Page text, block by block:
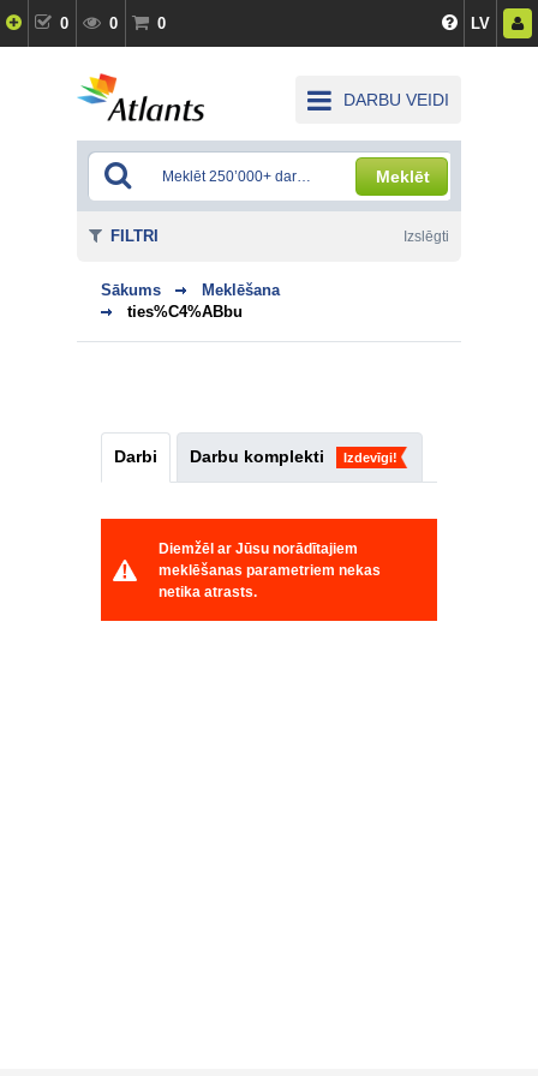
0 0 0 LV
DARBU VEIDI
Meklēt
Sākums
Meklēšana
ties%C4%ABbu
Darbi Darbu komplekti Izdevīgi!
Diemžēl ar Jūsu norādītajiem
meklēšanas parametriem nekas
netika atrasts.
FILTRI Izslēgti